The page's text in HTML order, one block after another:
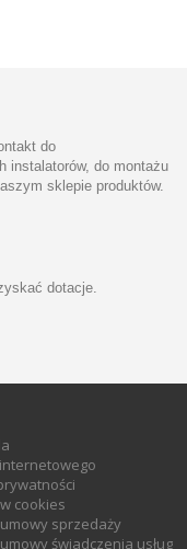
do
instalatorów, do montażu
sklepie produktów.
dotacje.
cookies
sprzedaży
świadczenia usług